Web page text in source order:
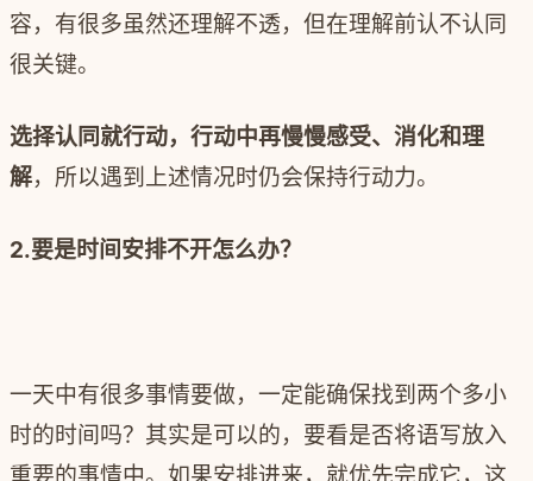
容，有很多虽然还理解不透，但在理解前认不认同
很关键。
选择认同就行动，行动中再慢慢感受、消化和理
解，所以遇到上述情况时仍会保持行动力。
2.要是时间安排不开怎么办？
一天中有很多事情要做，一定能确保找到两个多小
时的时间吗？其实是可以的，要看是否将语写放入